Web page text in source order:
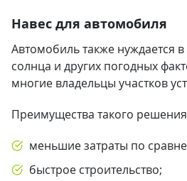
Навес для автомобиля
Автомобиль также нуждается
солнца и других погодных
многие владельцы участков
Преимущества такого
меньшие затраты по
быстрое строительство;